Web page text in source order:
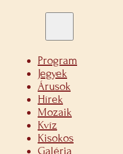
Program
Jegyek
Árusok
Hírek
Mozaik
Kvíz
Kisokos
Galéria